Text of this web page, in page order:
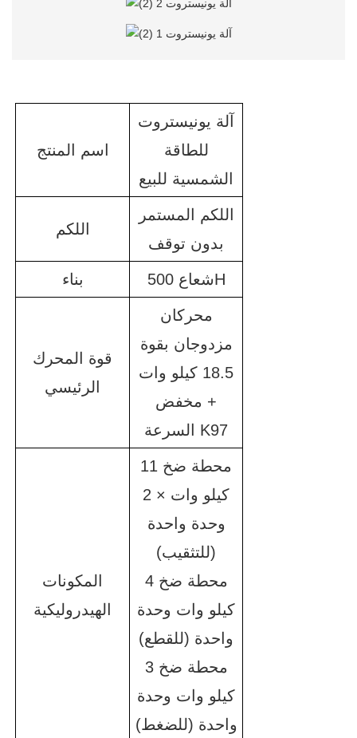
اسم المنتج
آلة يونيستروت
للطاقة
الشمسية للبيع
اللكم
اللكم المستمر
بدون توقف
بناء شعاع 500H
قوة المحرك
الرئيسي
محركان
مزدوجان بقوة
18.5 كيلو وات
+ مخفض
السرعة K97
المكونات
الهيدروليكية
محطة ضخ 11
كيلو وات × 2
وحدة واحدة
(للتثقيب)
محطة ضخ 4
كيلو وات وحدة
واحدة (للقطع)
محطة ضخ 3
كيلو وات وحدة
واحدة (للضغط)